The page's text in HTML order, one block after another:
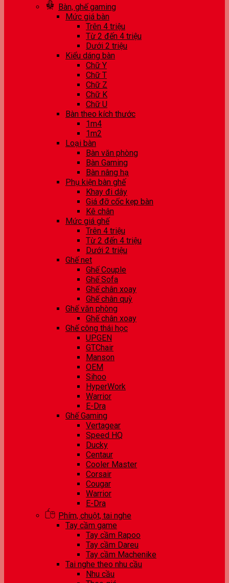
Bàn, ghế gaming
Mức giá bàn
Trên 4 triệu
Từ 2 đến 4 triệu
Dưới 2 triệu
Kiểu dáng bàn
Chữ Y
Chữ T
Chữ Z
Chữ K
Chữ U
Bàn theo kích thước
1m4
1m2
Loại bàn
Bàn văn phòng
Bàn Gaming
Bàn nâng hạ
Phụ kiện bàn ghế
Khay đi dây
Giá đỡ cốc kẹp bàn
Kê chân
Mức giá ghế
Trên 4 triệu
Từ 2 đến 4 triệu
Dưới 2 triệu
Ghế net
Ghế Couple
Ghế Sofa
Ghế chân xoay
Ghế chân quỳ
Ghế văn phòng
Ghế chân xoay
Ghế công thái học
UPGEN
GTChair
Manson
OEM
Sihoo
HyperWork
Warrior
E-Dra
Ghế Gaming
Vertagear
Speed HQ
Ducky
Centaur
Cooler Master
Corsair
Cougar
Warrior
E-Dra
Phím, chuột, tai nghe
Tay cầm game
Tay cầm Rapoo
Tay cầm Dareu
Tay cầm Machenike
Tai nghe theo nhu cầu
Nhu cầu